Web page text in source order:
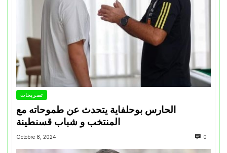
تصريحات
الحارس بوحلفاية يتحدث عن طموحاته مع
المنتخب و شباب قسنطينة
Octobre 8, 2024 0